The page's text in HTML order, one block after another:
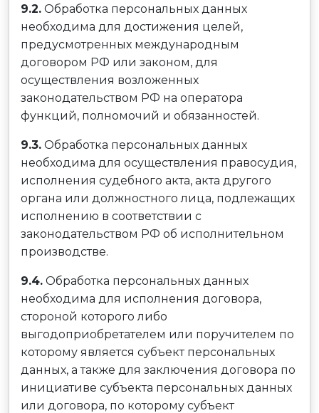
9.2. Обработка персональных данных
необходима для достижения целей,
предусмотренных международным
договором РФ или законом, для
осуществления возложенных
законодательством РФ на оператора
функций, полномочий и обязанностей.
9.3. Обработка персональных данных
необходима для осуществления правосудия,
исполнения судебного акта, акта другого
органа или должностного лица, подлежащих
исполнению в соответствии с
законодательством РФ об исполнительном
производстве.
9.4. Обработка персональных данных
необходима для исполнения договора,
стороной которого либо
выгодоприобретателем или поручителем по
которому является субъект персональных
данных, а также для заключения договора по
инициативе субъекта персональных данных
или договора, по которому субъект